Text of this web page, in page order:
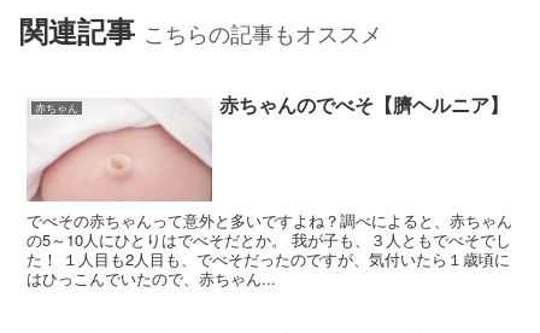
関連記事 こちらの記事もオススメ
赤ちゃん 赤ちゃんのでべそ【臍ヘルニア】
でべその赤ちゃんって意外と多いですよね？調べによると、赤ちゃん
の5～10人にひとりはでべそだとか。 我が子も、３人ともでべそでし
た！ １人目も2人目も、でべそだったのですが、気付いたら１歳頃に
はひっこんでいたので、赤ちゃん...